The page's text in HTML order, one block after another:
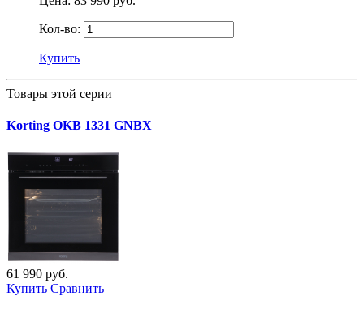
Кол-во:
Купить
Товары этой серии
Korting OKB 1331 GNBX
61 990 руб.
Купить Сравнить